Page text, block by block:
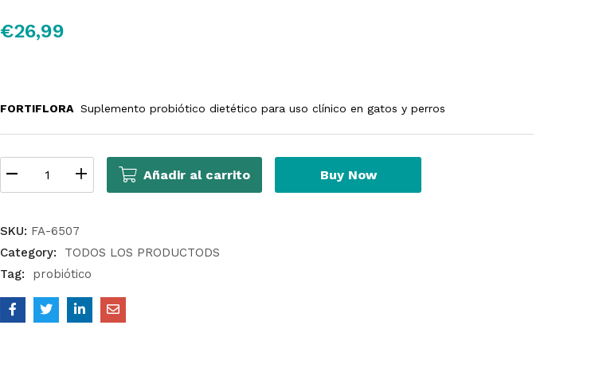
de 5 en
base a
€26,99
FORTIFLORA Suplemento probiótico dietético para uso clínico en gatos y perros
Añadir al carrito Buy Now
SKU: FA-6507
Category:
TODOS LOS PRODUCTODS
Tag:
probiótico